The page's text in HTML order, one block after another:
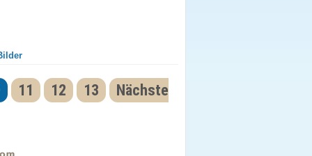
11 12 13 Nächste